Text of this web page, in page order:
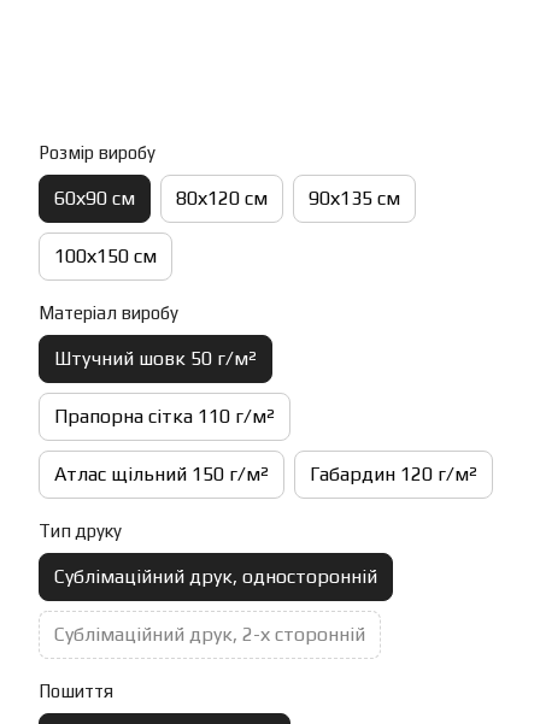
Розмір виробу
60х90 см 80х120 см 90х135 см
100х150 см
Матеріал виробу
Штучний шовк 50 г/м²
Прапорна сітка 110 г/м²
Атлас щільний 150 г/м² Габардин 120 г/м²
Тип друку
Сублімаційний друк, односторонній
Сублімаційний друк, 2-х сторонній
Пошиття